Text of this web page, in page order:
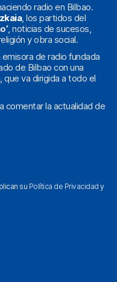
radio en Bilbao.
, los partidos del
, noticias de sucesos,
y obra social.
de radio fundada
de Bilbao con una
va dirigida a todo el
comentar la actualidad de
su Política de Privacidad y